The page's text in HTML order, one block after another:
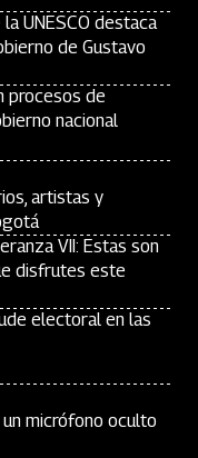
UNESCO destaca
de Gustavo
procesos de
nacional
artistas y
VII: Estas son
disfrutes este
electoral en las
micrófono oculto